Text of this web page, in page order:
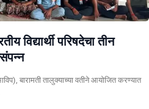
विद्यार्थी परिषदेचा तीन
बारामती तालुक्याच्या वतीने आयोजित करण्यात